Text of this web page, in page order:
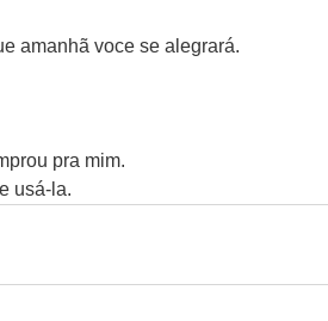
amanhã voce se alegrará.
pra mim.
usá-la.